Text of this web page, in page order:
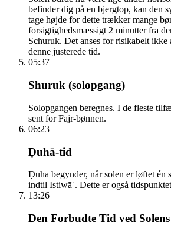
befinder dig på en bjergtop, kan den
tage højde for dette trækker mange
forsigtighedsmæssigt 2 minutter fra
Schuruk. Det anses for risikabelt ikke
denne justerede tid.
05:37
Shuruk (solopgang)
Solopgangen beregnes. I de fleste
sent for Fajr-bønnen.
06:23
Ḍuhā-tid
Ḍuhā begynder, når solen er løftet én
indtil Istiwāʾ. Dette er også
13:26
Den Forbudte Tid ved